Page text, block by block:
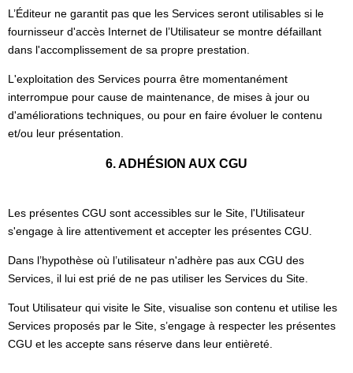
L’Éditeur ne garantit pas que les Services seront utilisables si le
fournisseur d'accès Internet de l’Utilisateur se montre défaillant
dans l'accomplissement de sa propre prestation.
L'exploitation des Services pourra être momentanément
interrompue pour cause de maintenance, de mises à jour ou
d'améliorations techniques, ou pour en faire évoluer le contenu
et/ou leur présentation.
6. ADHÉSION AUX CGU
Les présentes CGU sont accessibles sur le Site, l'Utilisateur
s'engage à lire attentivement et accepter les présentes CGU.
Dans l’hypothèse où l’utilisateur n'adhère pas aux CGU des
Services, il lui est prié de ne pas utiliser les Services du Site.
Tout Utilisateur qui visite le Site, visualise son contenu et utilise les
Services proposés par le Site, s’engage à respecter les présentes
CGU et les accepte sans réserve dans leur entièreté.